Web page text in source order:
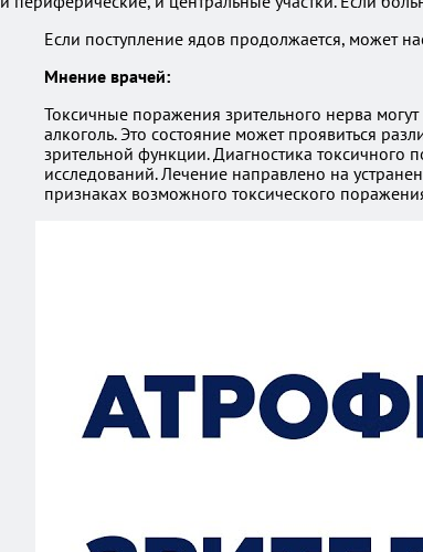
Если поступление ядов продолжается, может
Мнение врачей:
Токсичные поражения зрительного нерва
алкоголь. Это состояние может проявиться
зрительной функции. Диагностика
исследований. Лечение направлено на
признаках возможного токсического